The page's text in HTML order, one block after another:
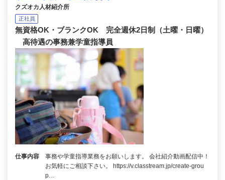
クズオカ人材紹介所
正社員
無資格OK・ブランクOK 完全週休2日制（土曜・日曜）
高待遇の事務兼学童指導員
仕事内容
事務や学童指導業務をお願いします。 会社紹介動画配信中！
お気軽にご相談下さい。 https://v.classtream.jp/create-grou
p…